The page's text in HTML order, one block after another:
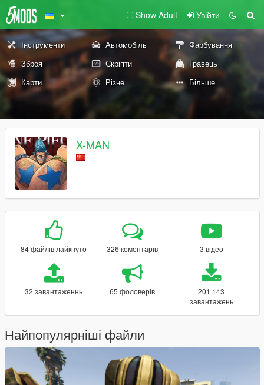
Show Adult Увійти
Інструменти Автомобіль
Фарбування
Зброя
Скріпти
Гравець
Карти
Різне Більше
X-MAN
84 файлів лайкнуто 326 коментарів 3 відео
32 завантаженнь 65 фоловерів
201 143
завантажень
Найпопулярніші файли